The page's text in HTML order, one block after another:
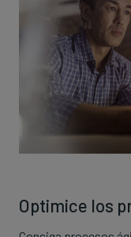
Optimice los